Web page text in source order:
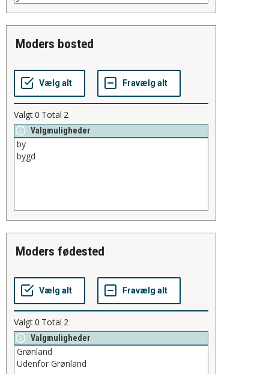
moders bosted
Valgt0 Total 2
Valgmuligheder
moders fødested
Valgt0 Total 2
Valgmuligheder